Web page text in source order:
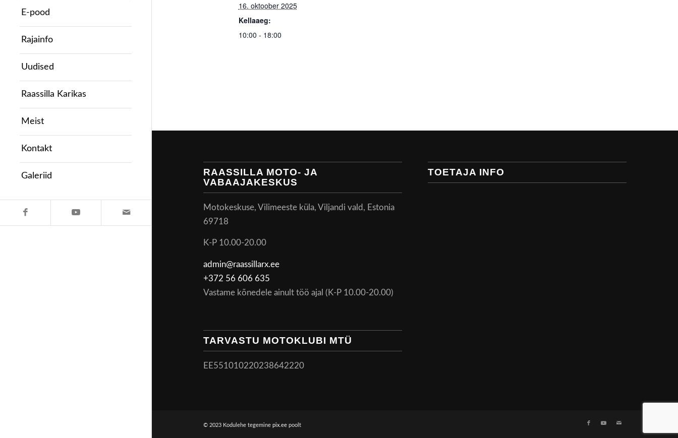
E-pood
Rajainfo
Uudised
Raassilla Karikas
Meist
Kontakt
Galeriid
16. oktoober 2025
Kellaaeg:
10:00 - 18:00
RAASSILLA MOTO- JA
VABAAJAKESKUS
Motokeskuse, Vilimeeste küla, Viljandi vald, Estonia
69718
K-P 10.00-20.00
admin@raassillarx.ee
+372 56 606 635
Vastame kõnedele ainult töö ajal (K-P 10.00-20.00)
TARVASTU MOTOKLUBI MTÜ
EE551010220238642220
TOETAJA INFO
© 2023 Kodulehe tegeminepix.ee poolt